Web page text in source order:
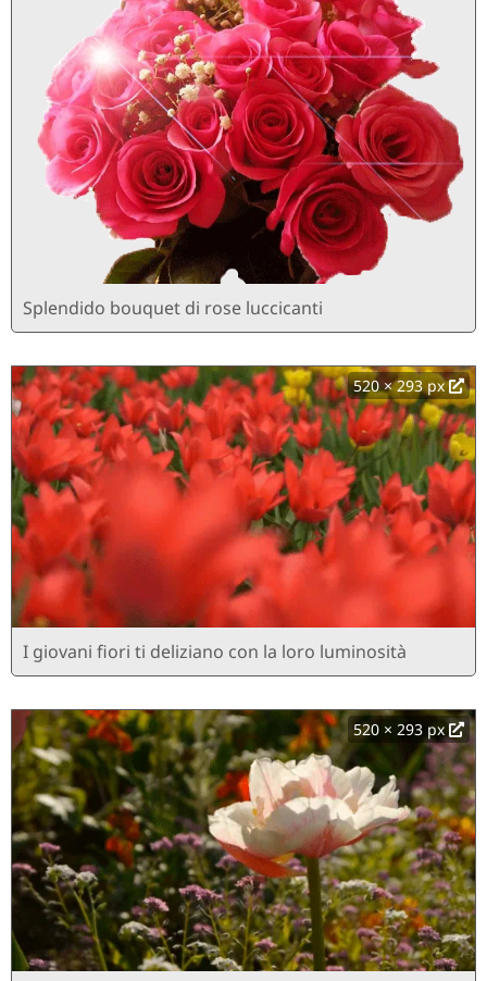
Splendido bouquet di rose luccicanti
520 × 293 px
I giovani fiori ti deliziano con la loro luminosità
520 × 293 px